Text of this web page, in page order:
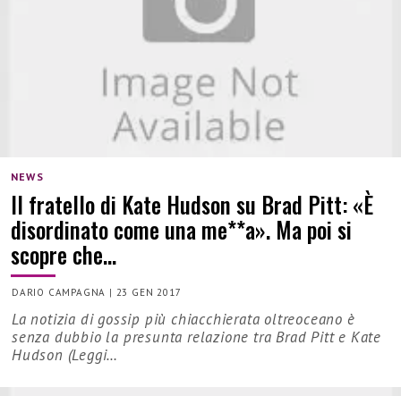
NEWS
Il fratello di Kate Hudson su Brad Pitt: «È
disordinato come una me**a». Ma poi si
scopre che…
DARIO CAMPAGNA | 23 GEN 2017
La notizia di gossip più chiacchierata oltreoceano è
senza dubbio la presunta relazione tra Brad Pitt e Kate
Hudson (Leggi…